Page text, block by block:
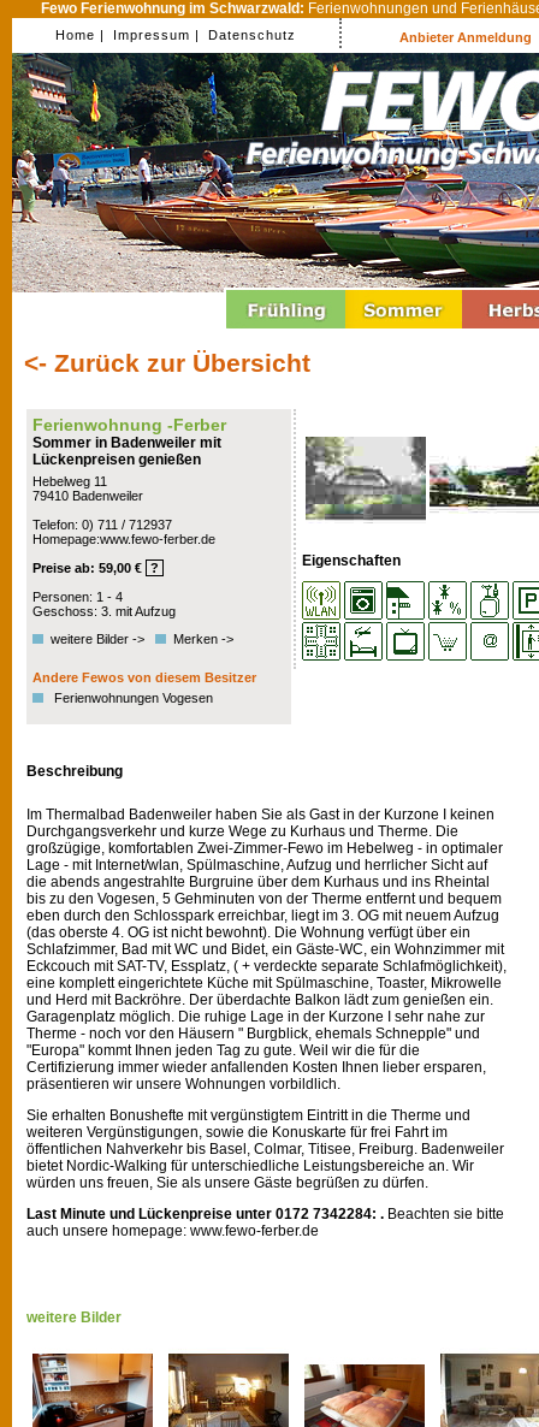
Fewo Ferienwohnung im Schwarzwald: Ferienwohnungen und
Home | Impressum | Datenschutz Anbieter Anmeldung
<- Zurück zur Übersicht
Ferienwohnung -Ferber
Sommer in Badenweiler mit
Lückenpreisen genießen
Hebelweg 11
79410 Badenweiler
Telefon: 0) 711 / 712937
Homepage:www.fewo-ferber.de
Preise ab: 59,00 € ?
Personen: 1 - 4
Geschoss: 3. mit Aufzug
weitere Bilder ->
Merken ->
Andere Fewos von diesem Besitzer
Ferienwohnungen Vogesen
Eigenschaften
Beschreibung
Im Thermalbad Badenweiler haben Sie als Gast in der Kurzone I keinen
Durchgangsverkehr und kurze Wege zu Kurhaus und Therme. Die
großzügige, komfortablen Zwei-Zimmer-Fewo im Hebelweg - in optimaler
Lage - mit Internet/wlan, Spülmaschine, Aufzug und herrlicher Sicht auf
die abends angestrahlte Burgruine über dem Kurhaus und ins Rheintal
bis zu den Vogesen, 5 Gehminuten von der Therme entfernt und bequem
eben durch den Schlosspark erreichbar, liegt im 3. OG mit neuem Aufzug
(das oberste 4. OG ist nicht bewohnt). Die Wohnung verfügt über ein
Schlafzimmer, Bad mit WC und Bidet, ein Gäste-WC, ein Wohnzimmer mit
Eckcouch mit SAT-TV, Essplatz, ( + verdeckte separate Schlafmöglichkeit),
eine komplett eingerichtete Küche mit Spülmaschine, Toaster, Mikrowelle
und Herd mit Backröhre. Der überdachte Balkon lädt zum genießen ein.
Garagenplatz möglich. Die ruhige Lage in der Kurzone I sehr nahe zur
Therme - noch vor den Häusern " Burgblick, ehemals Schnepple" und
"Europa" kommt Ihnen jeden Tag zu gute. Weil wir die für die
Certifizierung immer wieder anfallenden Kosten Ihnen lieber ersparen,
präsentieren wir unsere Wohnungen vorbildlich.
Sie erhalten Bonushefte mit vergünstigtem Eintritt in die Therme und
weiteren Vergünstigungen, sowie die Konuskarte für frei Fahrt im
öffentlichen Nahverkehr bis Basel, Colmar, Titisee, Freiburg. Badenweiler
bietet Nordic-Walking für unterschiedliche Leistungsbereiche an. Wir
würden uns freuen, Sie als unsere Gäste begrüßen zu dürfen.
Last Minute und Lückenpreise unter 0172 7342284: . Beachten sie bitte
auch unsere homepage: www.fewo-ferber.de
weitere Bilder